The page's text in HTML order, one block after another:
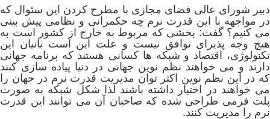
دبیر شورای عالی فضای مجازی با مطرح کردن این سئوال که
در مواجهه با این قدرت نرم چه حکمرانی و نظامی پیش بینی
می کنیم؟ گفت: بخشی که مربوط به خارج از کشور است به
هیچ وجه پذیرای توافق نیست و علت این است بانیان این
تکنولوژی، اقتصاد و شبکه ها کسانی هستند که برنامه جهانی
دارند و می خواهند نظم نوین جهانی در دنیا پیاده سازی کنند
که در این نظم نوین اکثر توان مدیریت قدرت نرم در جهان را
می خواهند در اختیار داشته باشند لذا شکل شبکه به صورت
پلت فرمی طراحی شده که صاحبان آن می توانند این قدرت
نرم را مدیریت کنند.